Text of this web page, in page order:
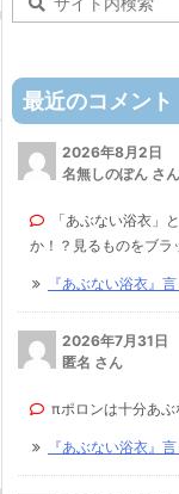
最近のコメント
2026年8月2日
名無しのぽん さん
「あぶない浴衣」
か！？見るものをブラ
『あぶない浴衣』
2026年7月31日
匿名 さん
πポロンは十分あぶ
『あぶない浴衣』